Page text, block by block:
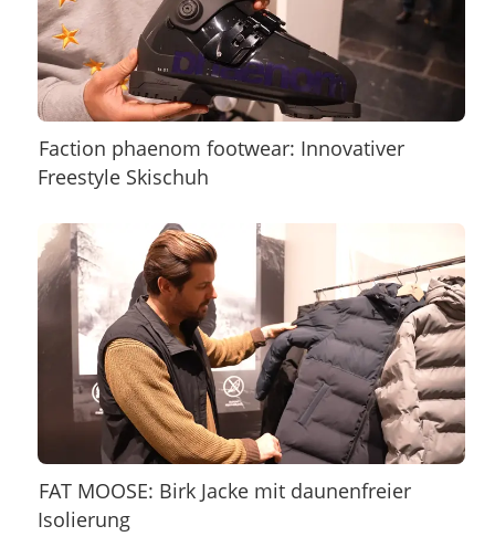
Faction phaenom footwear: Innovativer
Freestyle Skischuh
FAT MOOSE: Birk Jacke mit daunenfreier
Isolierung